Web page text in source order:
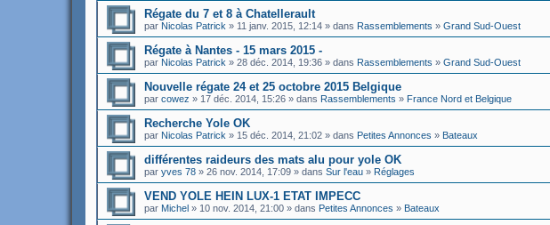
Régate du 7 et 8 à Chatellerault
par Nicolas Patrick » 11 janv. 2015, 12:14 » dans Rassemblements » Grand Sud-Ouest
Régate à Nantes - 15 mars 2015 -
par Nicolas Patrick » 28 déc. 2014, 19:36 » dans Rassemblements » Grand Sud-Ouest
Nouvelle régate 24 et 25 octobre 2015 Belgique
par cowez » 17 déc. 2014, 15:26 » dans Rassemblements » France Nord et Belgique
Recherche Yole OK
par Nicolas Patrick » 15 déc. 2014, 21:02 » dans Petites Annonces » Bateaux
différentes raideurs des mats alu pour yole OK
par yves 78 » 26 nov. 2014, 17:09 » dans Sur l'eau » Réglages
VEND YOLE HEIN LUX-1 ETAT IMPECC
par Michel » 10 nov. 2014, 21:00 » dans Petites Annonces » Bateaux